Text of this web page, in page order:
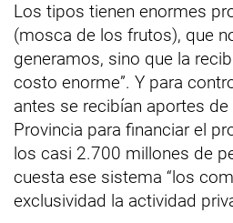
Los tipos tienen enormes
(mosca de los frutos), que
generamos, sino que la
costo enorme”. Y para
antes se recibían aportes de
Provincia para financiar el
los casi 2.700 millones de
cuesta ese sistema “los
exclusividad la actividad